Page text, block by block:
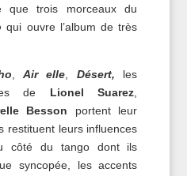
que trois morceaux du
qui ouvre l’album de très
Air elle Désert, les
de Lionel Suarez
Besson portent leur
restituent leurs influences
côté du tango dont ils
syncopée, les accents